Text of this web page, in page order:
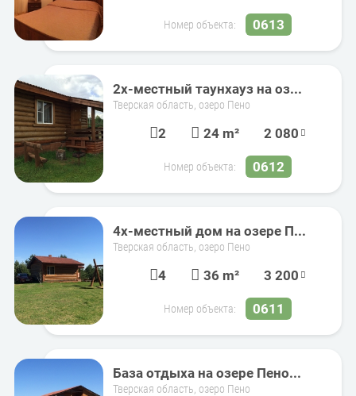
Номер объекта: 0613
2х-местный таунхауз на оз...
Тверская область, озеро Пено
2 24 m² 2 080
Номер объекта: 0612
4х-местный дом на озере П...
Тверская область, озеро Пено
4 36 m² 3 200
Номер объекта: 0611
База отдыха на озере Пено...
Тверская область, озеро Пено